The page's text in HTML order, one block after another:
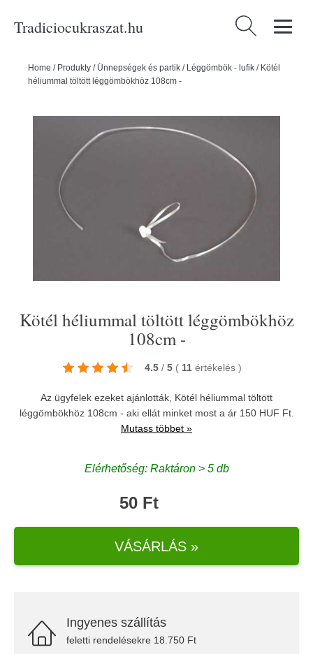
Tradiciocukraszat.hu Keresés:
Home / Produkty / Ünnepségek és partik / Léggömbök - lufik / Kötél
héliummal töltött léggömbökhöz 108cm -
Kötél héliummal töltött léggömbökhöz
108cm -
4.5 / 5 ( 11 értékelés )
Az ügyfelek ezeket ajánlották, Kötél héliummal töltött
léggömbökhöz 108cm - aki ellát minket most a ár 150 HUF Ft.
Mutass többet »
Elérhetőség: Raktáron > 5 db
50 Ft
VÁSÁRLÁS »
Ingyenes szállítás
feletti rendelésekre 18.750 Ft